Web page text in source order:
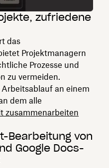
zufriedene
das
Projektmanagern
Prozesse und
zu vermeiden.
an einem
dem alle
zusammenarbeiten
Bearbeitung von
Google Docs-